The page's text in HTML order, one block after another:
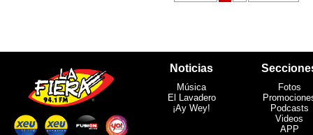
Noticias
Música
El Lavadero
¡Ay Wey!
Fotos
Podcasts
Videos
APP